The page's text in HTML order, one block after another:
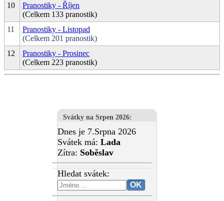
10
Pranostiky - Říjen
(Celkem 133 pranostik)
11
Pranostiky - Listopad
(Celkem 201 pranostik)
12
Pranostiky - Prosinec
(Celkem 223 pranostik)
Svátky na Srpen 2026:
Dnes je 7.Srpna 2026
Svátek má: Lada
Zítra: Soběslav
Hledat svátek: